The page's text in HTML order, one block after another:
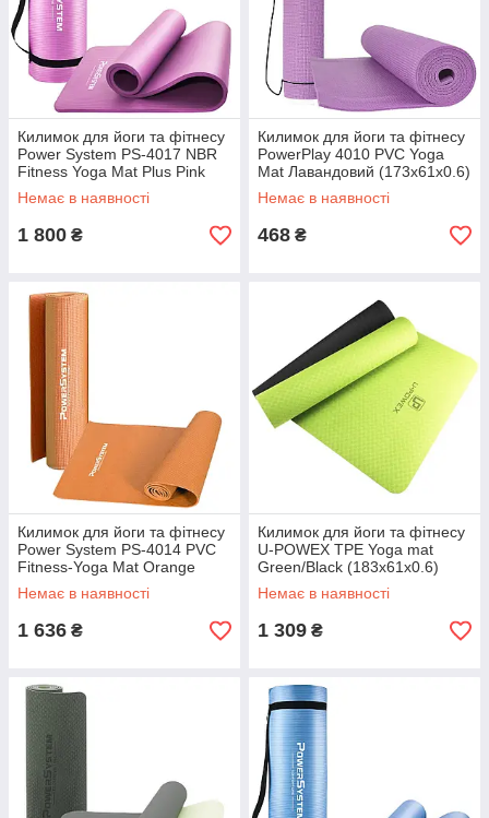
Килимок для йоги та фітнесу
Power System PS-4017 NBR
Fitness Yoga Mat Plus Pink
(180х61х1)
Немає в наявності
1 800 ₴
Килимок для йоги та фітнесу
PowerPlay 4010 PVC Yoga
Mat Лавандовий (173x61x0.6)
Немає в наявності
468 ₴
Килимок для йоги та фітнесу
Power System PS-4014 PVC
Fitness-Yoga Mat Orange
(173x61x0.6)
Немає в наявності
1 636 ₴
Килимок для йоги та фітнесу
U-POWEX TPE Yoga mat
Green/Black (183х61х0.6)
Немає в наявності
1 309 ₴